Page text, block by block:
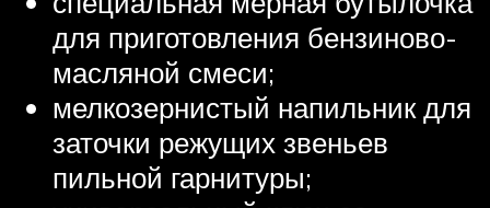
для приготовления бензиново-
масляной смеси;
мелкозернистый напильник для
заточки режущих звеньев
пильной гарнитуры;